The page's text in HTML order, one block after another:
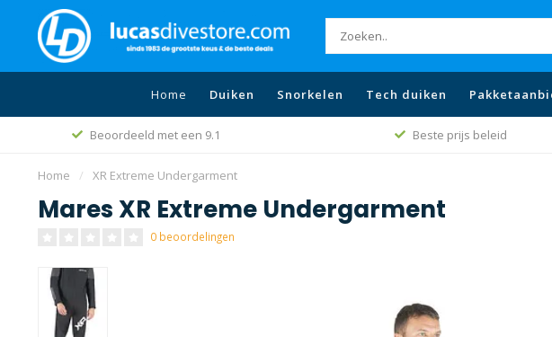
Home Duiken Snorkelen Tech duiken
Beoordeeld met een 9.1 Beste prijs beleid
Home / XR Extreme Undergarment
Mares XR Extreme Undergarment
0 beoordelingen